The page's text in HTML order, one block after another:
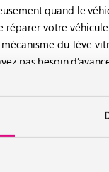
quand le
votre
du lève
pas besoin
charge des
Sachant qu’1
prend tout son